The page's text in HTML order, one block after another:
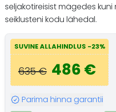
seljakotireisist mägedes
seiklusteni kodu lähedal.
SUVINE ALLAHINDLUS -23%
635 € 486 €
Parima hinna garantii